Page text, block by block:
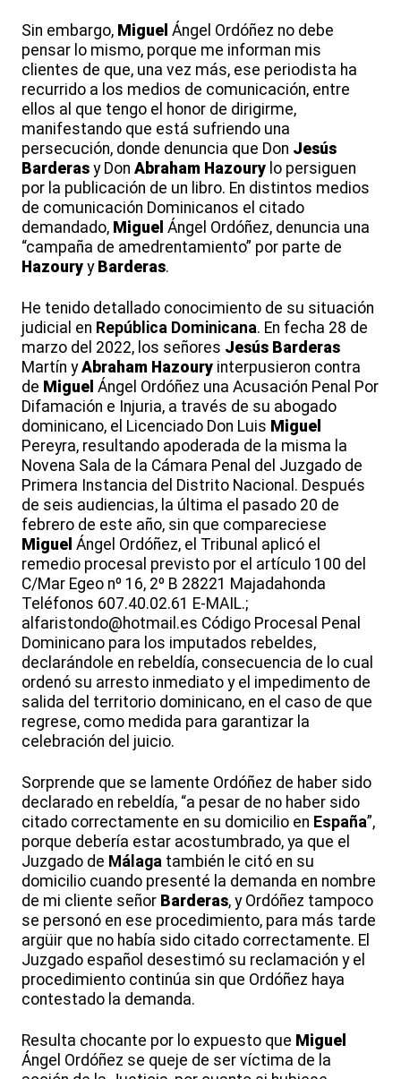
Sin embargo, Miguel Ángel Ordóñez no debe
pensar lo mismo, porque me informan mis
clientes de que, una vez más, ese periodista ha
recurrido a los medios de comunicación, entre
ellos al que tengo el honor de dirigirme,
manifestando que está sufriendo una
persecución, donde denuncia que Don Jesús
Barderas y Don Abraham Hazoury lo persiguen
por la publicación de un libro. En distintos medios
de comunicación Dominicanos el citado
demandado, Miguel Ángel Ordóñez, denuncia una
“campaña de amedrentamiento” por parte de
Hazoury y Barderas.
He tenido detallado conocimiento de su situación
judicial en República Dominicana. En fecha 28 de
marzo del 2022, los señores Jesús Barderas
Martín yAbraham Hazoury interpusieron contra
de Miguel Ángel Ordóñez una Acusación Penal Por
Difamación e Injuria, a través de su abogado
dominicano, el Licenciado Don Luis Miguel
Pereyra, resultando apoderada de la misma la
Novena Sala de la Cámara Penal del Juzgado de
Primera Instancia del Distrito Nacional. Después
de seis audiencias, la última el pasado 20 de
febrero de este año, sin que compareciese
Miguel Ángel Ordóñez, el Tribunal aplicó el
remedio procesal previsto por el artículo 100 del
C/Mar Egeo nº 16, 2º B 28221 Majadahonda
Teléfonos 607.40.02.61 E-MAIL.;
alfaristondo@hotmail.es Código Procesal Penal
Dominicano para los imputados rebeldes,
declarándole en rebeldía, consecuencia de lo cual
ordenó su arresto inmediato y el impedimento de
salida del territorio dominicano, en el caso de que
regrese, como medida para garantizar la
celebración del juicio.
Sorprende que se lamente Ordóñez de haber sido
declarado en rebeldía, “a pesar de no haber sido
citado correctamente en su domicilio en España”,
porque debería estar acostumbrado, ya que el
Juzgado de Málaga también le citó en su
domicilio cuando presenté la demanda en nombre
de mi cliente señor Barderas, y Ordóñez tampoco
se personó en ese procedimiento, para más tarde
argüir que no había sido citado correctamente. El
Juzgado español desestimó su reclamación y el
procedimiento continúa sin que Ordóñez haya
contestado la demanda.
Resulta chocante por lo expuesto que Miguel
Ángel Ordóñez se queje de ser víctima de la